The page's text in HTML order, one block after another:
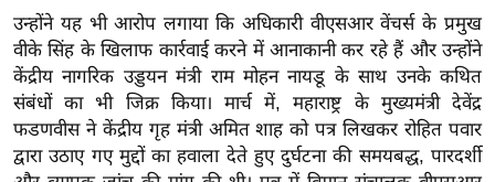
ऑ
टो
व
र्ल्ड
न्यू
ज
उन्होंने यह भी आरोप लगाया कि अधिकारी वीएसआर वेंचर्स के प्रमुख
वीके सिंह के खिलाफ कार्रवाई करने में आनाकानी कर रहे हैं और उन्होंने
केंद्रीय नागरिक उड्डयन मंत्री राम मोहन नायडू के साथ उनके कथित
संबंधों का भी जिक्र किया। मार्च में, महाराष्ट्र के मुख्यमंत्री देवेंद्र
फडणवीस ने केंद्रीय गृह मंत्री अमित शाह को पत्र लिखकर रोहित पवार
द्वारा उठाए गए मुद्दों का हवाला देते हुए दुर्घटना की समयबद्ध, पारदर्शी